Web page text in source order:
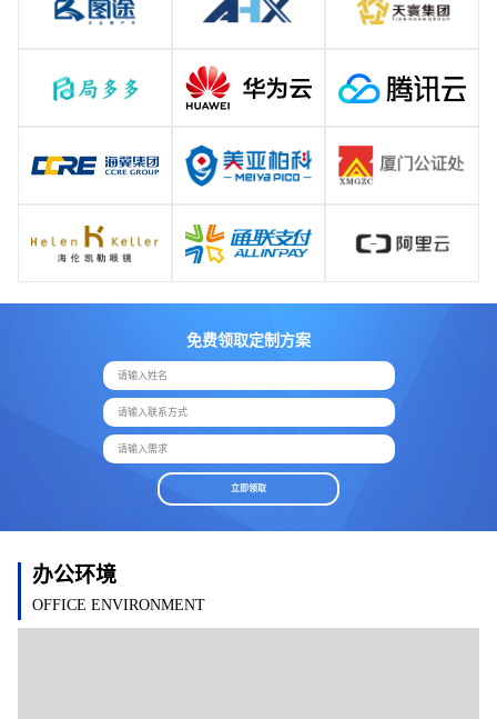
免费领取定制方案
请输入姓名
请输入联系方式
请输入需求
立即领取
办公环境
OFFICE ENVIRONMENT